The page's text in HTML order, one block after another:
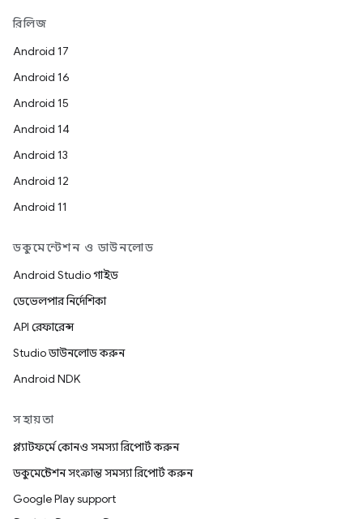
রিলিজ
Android 17
Android 16
Android 15
Android 14
Android 13
Android 12
Android 11
ডকুমেন্টেশন ও ডাউনলোড
Android Studio গাইড
ডেভেলপার নির্দেশিকা
API রেফারেন্স
Studio ডাউনলোড করুন
Android NDK
সহায়তা
প্ল্যাটফর্মে কোনও সমস্যা রিপোর্ট করুন
ডকুমেন্টেশন সংক্রান্ত সমস্যা রিপোর্ট করুন
Google Play support